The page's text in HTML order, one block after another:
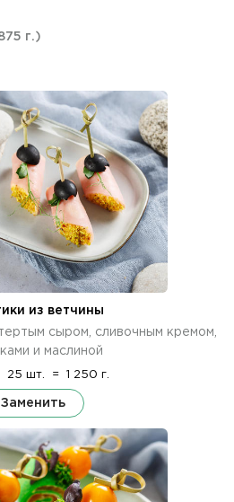
г.)
из ветчины
сыром, сливочным кремом,
и маслиной
25 шт. = 1 250 г.
Заменить